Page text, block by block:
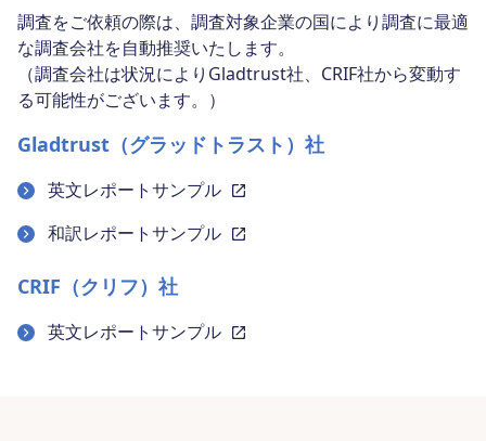
調査をご依頼の際は、調査対象企業の国により調査に最適
な調査会社を自動推奨いたします。
（調査会社は状況によりGladtrust社、CRIF社から変動す
る可能性がございます。）
Gladtrust（グラッドトラスト）社
英文レポートサンプル
和訳レポートサンプル
CRIF（クリフ）社
英文レポートサンプル